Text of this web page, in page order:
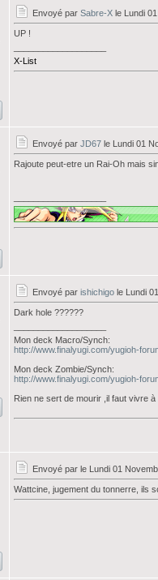
Envoyé par Sabre-X le Lundi
UP !
X-List
Envoyé par JD67 le Lundi 01
Rajoute peut-etre un Rai-Oh mais
Envoyé par ishichigo le Lundi
Dark hole ??????
Mon deck Macro/Synch:
http://www.finalyugi.com/yugioh-
Mon deck Zombie/Synch:
http://www.finalyugi.com/yugioh-
Rien ne sert de mourir ,il faut vivre à
Envoyé par le Lundi 01
Wattcine, jugement du tonnerre, ils